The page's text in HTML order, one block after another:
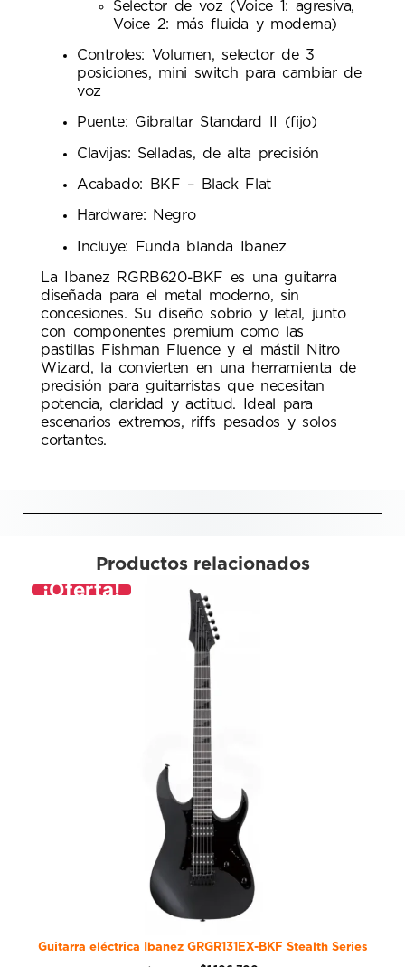
Selector de voz (Voice 1: agresiva,
Voice 2: más fluida y moderna)
Controles: Volumen, selector de 3
posiciones, mini switch para cambiar de
voz
Puente: Gibraltar Standard II (fijo)
Clavijas: Selladas, de alta precisión
Acabado: BKF – Black Flat
Hardware: Negro
Incluye: Funda blanda Ibanez
La Ibanez RGRB620-BKF es una guitarra
diseñada para el metal moderno, sin
concesiones. Su diseño sobrio y letal, junto
con componentes premium como las
pastillas Fishman Fluence y el mástil Nitro
Wizard, la convierten en una herramienta de
precisión para guitarristas que necesitan
potencia, claridad y actitud. Ideal para
escenarios extremos, riffs pesados y solos
cortantes.
Productos relacionados
¡Oferta!
Guitarra eléctrica Ibanez GRGR131EX-BKF Stealth Series